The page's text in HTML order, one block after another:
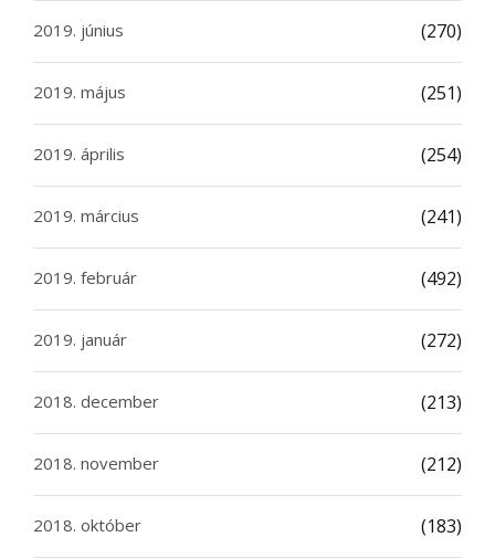
2019. június (270)
2019. május (251)
2019. április (254)
2019. március (241)
2019. február (492)
2019. január (272)
2018. december (213)
2018. november (212)
2018. október (183)